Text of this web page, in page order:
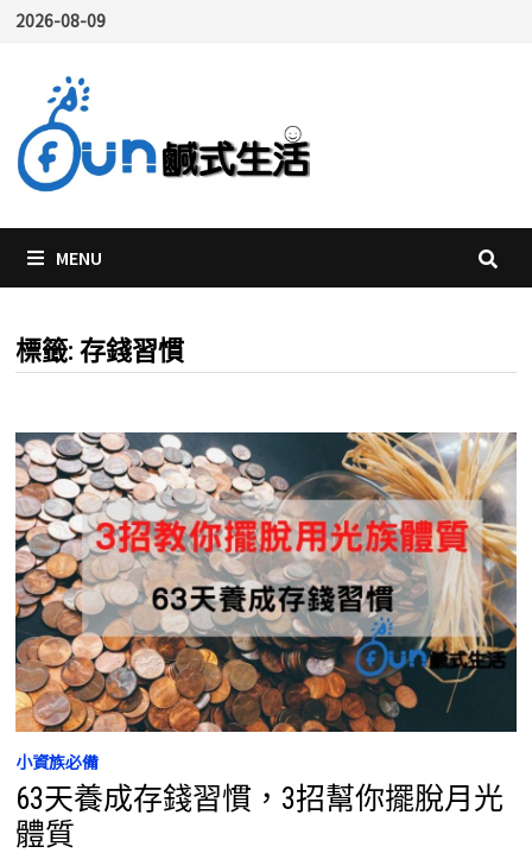
Skip
content
2026-08-09
MENU
標籤: 存錢習慣
小資族必備
63天養成存錢習慣，3招幫你擺脫月光
體質